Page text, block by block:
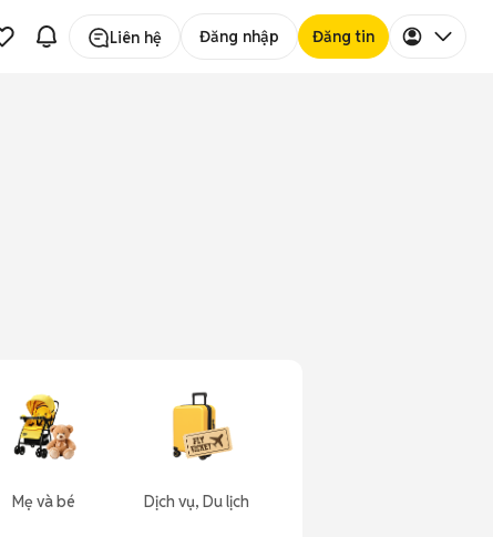
Liên hệ Đăng nhập Đăng tin
Mẹ và bé Dịch vụ, Du lịch